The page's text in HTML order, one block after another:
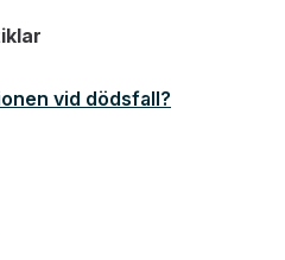
vid dödsfall?